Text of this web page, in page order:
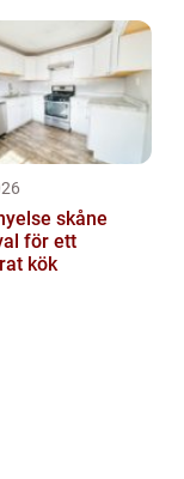
skåne
för ett
kök